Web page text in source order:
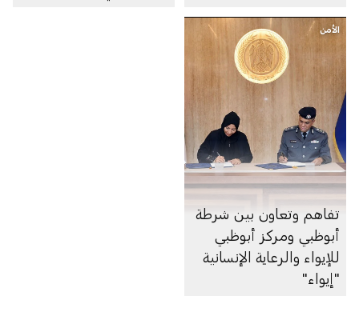
الأمن
تفاهم وتعاون بين شرطة
أبوظبي ومركز أبوظبي
للإيواء والرعاية الإنسانية
"إيواء"